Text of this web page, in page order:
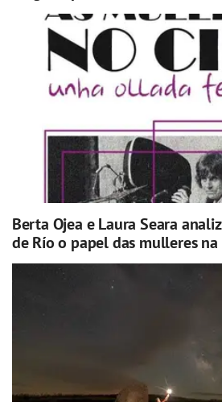
Berta Ojea e Laura Seara
de Río o papel das mulleres